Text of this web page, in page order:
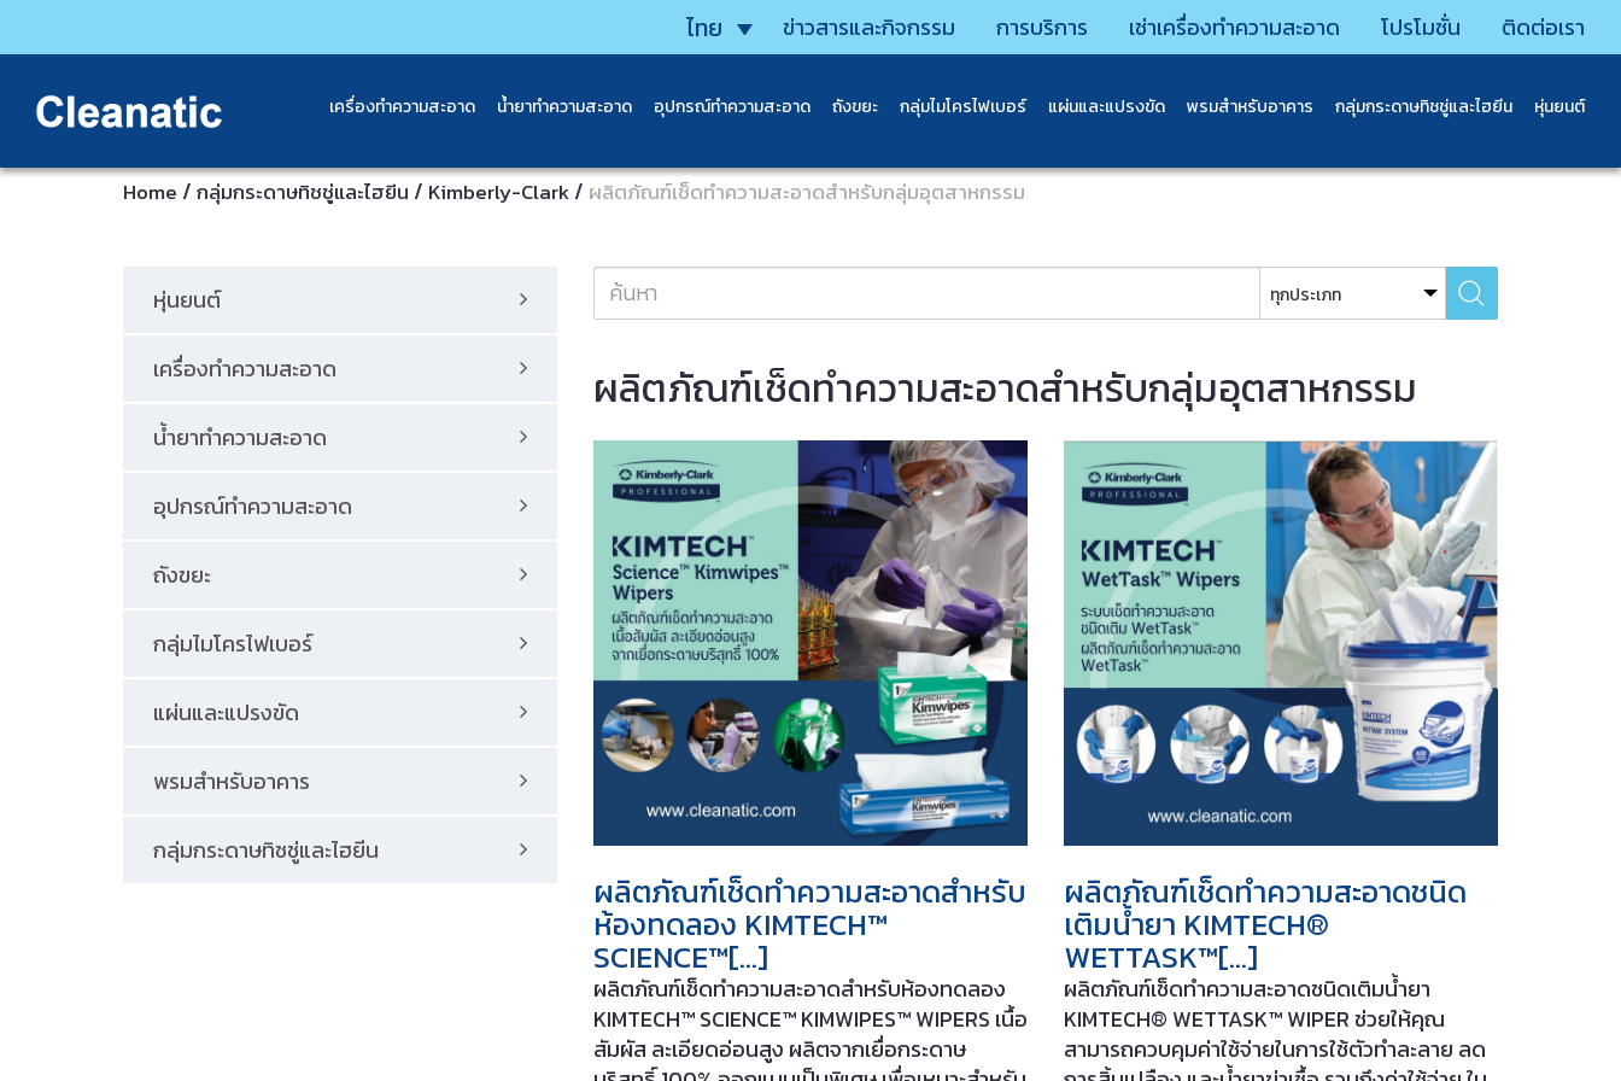
ข่าวสารและกิจกรรม การบริการ เช่าเครื่องทำความสะอาด โปรโมชั่น ติดต่อเรา
ไทย
เครื่องทำความสะอาด น้ำยาทำความสะอาด อุปกรณ์ทำความสะอาด ถังขยะ กลุ่มไมโครไฟเบอร์ แผ่นและแปรงขัด พรมสําหรับอาคาร กลุ่มกระดาษทิชชู่และไฮยีน หุ่นยนต์
Home /กลุ่มกระดาษทิชชู่และไฮยีน / Kimberly-Clark/ ผลิตภัณฑ์เช็ดทำความสะอาดสำหรับกลุ่มอุตสาหกรรม
หุ่นยนต์
เครื่องทำความสะอาด
น้ำยาทำความสะอาด
อุปกรณ์ทําความสะอาด
ถังขยะ
กลุ่มไมโครไฟเบอร์
แผ่นและแปรงขัด
พรมสําหรับอาคาร
กลุ่มกระดาษทิชชู่และไฮยีน
ผลิตภัณฑ์เช็ดทำความสะอาดสำหรับกลุ่มอุตสาหกรรม
ผลิตภัณฑ์เช็ดทำความสะอาดสำหรับ
ห้องทดลอง KIMTECH™
SCIENCE™[…]
ผลิตภัณฑ์เช็ดทำความสะอาดสำหรับห้องทดลอง
KIMTECH™ SCIENCE™ KIMWIPES™ WIPERS เนื้อ
สัมผัส ละเอียดอ่อนสูง ผลิตจากเยื่อกระดาษ
ผลิตภัณฑ์เช็ดทำความสะอาดชนิด
เติมน้ำยา KIMTECH®
WETTASK™[…]
ผลิตภัณฑ์เช็ดทำความสะอาดชนิดเติมน้ำยา
KIMTECH® WETTASK™ WIPER ช่วยให้คุณ
สามารถควบคุมค่าใช้จ่ายในการใช้ตัวทำละลาย ลด